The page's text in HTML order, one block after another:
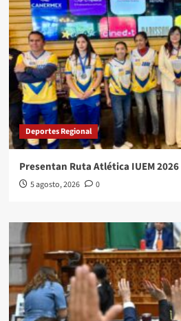
Deportes Regional
Presentan Ruta Atlética IUEM
5 agosto, 2026 0